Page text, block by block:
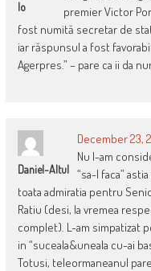
Io
premier Victor
fost numită secretar de
iar răspunsul a fost
Agerpres.” – pare ca ii da
Daniel-Altul
December 23,
Nu l-am
“sa-l faca”
toata admiratia pentru
Ratiu (desi, la vremea
complet). L-am simpatizat
in “suceala&uneala cu-ai
Totusi, teleormaneanul